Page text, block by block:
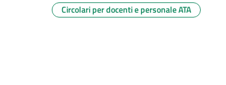
Circolari per docenti e personale ATA